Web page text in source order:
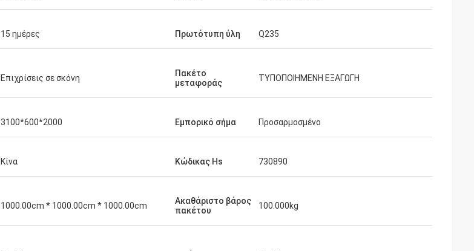
15 ημέρες Πρωτότυπη ύλη Q235
Επιχρίσεις σε σκόνη
Πακέτο
μεταφοράς
ΤΥΠΟΠΟΙΗΜΕΝΗ ΕΞΑΓΩΓΗ
3100*600*2000 Εμπορικό σήμα Προσαρμοσμένο
Κίνα Κώδικας Hs 730890
1000.00cm * 1000.00cm * 1000.00cm
Ακαθάριστο βάρος
πακέτου
100.000kg